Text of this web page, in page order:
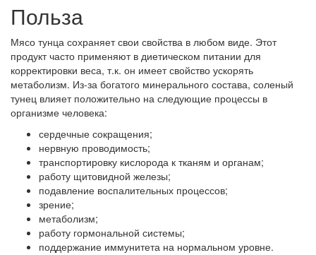
Польза
Мясо тунца сохраняет свои свойства в любом виде. Этот
продукт часто применяют в диетическом питании для
корректировки веса, т.к. он имеет свойство ускорять
метаболизм. Из-за богатого минерального состава, соленый
тунец влияет положительно на следующие процессы в
организме человека:
сердечные сокращения;
нервную проводимость;
транспортировку кислорода к тканям и органам;
работу щитовидной железы;
подавление воспалительных процессов;
зрение;
метаболизм;
работу гормональной системы;
поддержание иммунитета на нормальном уровне.